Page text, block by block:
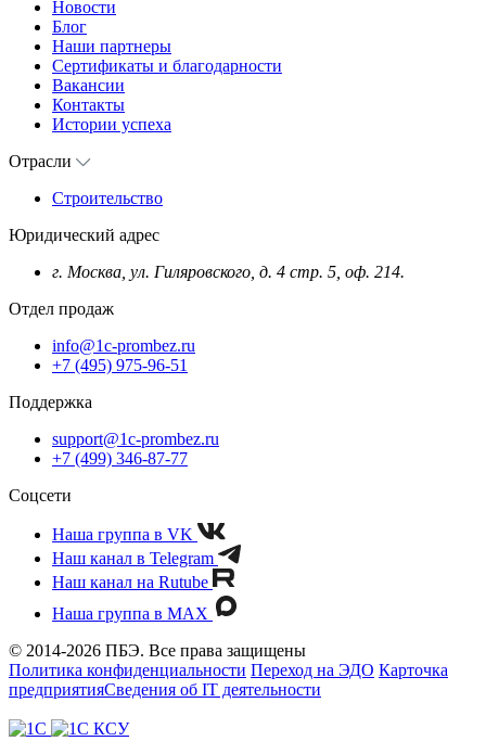
Новости
Блог
Наши партнеры
Сертификаты и благодарности
Вакансии
Контакты
Истории успеха
Отрасли
Строительство
Юридический адрес
г. Москва, ул. Гиляровского, д. 4 стр. 5, оф. 214.
Отдел продаж
info@1c-prombez.ru
+7 (495) 975-96-51
Поддержка
support@1c-prombez.ru
+7 (499) 346-87-77
Соцсети
Наша группа в VK
Наш канал в Telegram
Наш канал на Rutube
Наша группа в MAX
© 2014-2026 ПБЭ. Все права защищены
Политика конфиденциальности Переход на ЭДО Карточка
предприятияСведения об IT деятельности